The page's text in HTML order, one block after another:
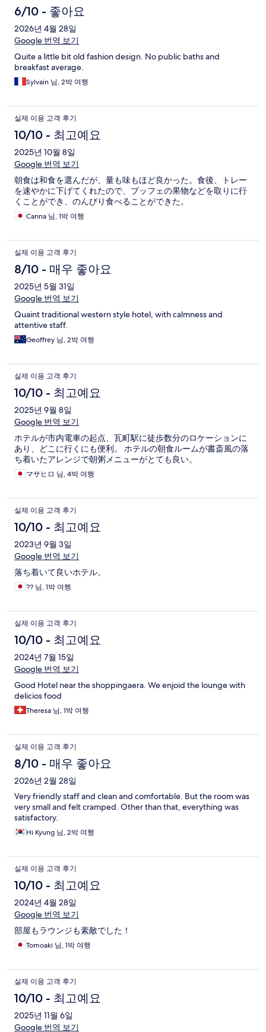
6/10 - 좋아요
2026년 4월 28일
Google 번역 보기
Quite a little bit old fashion design. No public baths and
breakfast average.
Sylvain 님, 2박 여행
실제 이용 고객 후기
10/10 - 최고예요
2025년 10월 8일
Google 번역 보기
朝食は和食を選んだが、量も味もほど良かった。食後、トレー
を速やかに下げてくれたので、ブッフェの果物などを取りに行
くことができ、のんびり食べることができた。
Canna 님, 1박 여행
실제 이용 고객 후기
8/10 - 매우 좋아요
2025년 5월 31일
Google 번역 보기
Quaint traditional western style hotel, with calmness and
attentive staff.
Geoffrey 님, 2박 여행
실제 이용 고객 후기
10/10 - 최고예요
2025년 9월 8일
Google 번역 보기
ホテルが市内電車の起点、瓦町駅に徒歩数分のロケーションに
あり、どこに行くにも便利。 ホテルの朝食ルームが書斎風の落
ち着いたアレンジで朝粥メニューがとても良い。
マサヒロ 님, 4박 여행
실제 이용 고객 후기
10/10 - 최고예요
2023년 9월 3일
Google 번역 보기
落ち着いて良いホテル。
?? 님, 1박 여행
실제 이용 고객 후기
10/10 - 최고예요
2024년 7월 15일
Google 번역 보기
Good Hotel near the shoppingaera. We enjoid the lounge with
delicios food
Theresa 님, 1박 여행
실제 이용 고객 후기
8/10 - 매우 좋아요
2026년 2월 28일
Very friendly staff and clean and comfortable. But the room was
very small and felt cramped. Other than that, everything was
satisfactory.
Hi Kyung 님, 2박 여행
실제 이용 고객 후기
10/10 - 최고예요
2024년 4월 28일
Google 번역 보기
部屋もラウンジも素敵でした！
Tomoaki 님, 1박 여행
실제 이용 고객 후기
10/10 - 최고예요
2025년 11월 6일
Google 번역 보기